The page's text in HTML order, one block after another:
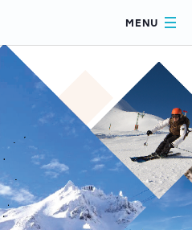
MENU